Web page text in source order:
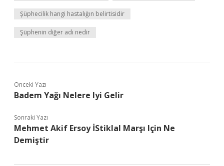
Şüphecilik hangi hastalığın belirtisidir
Şüphenin diğer adı nedir
Önceki Yazı
Badem Yağı Nelere Iyi Gelir
Sonraki Yazı
Mehmet Akif Ersoy İStiklal Marşı Için Ne
Demiştir